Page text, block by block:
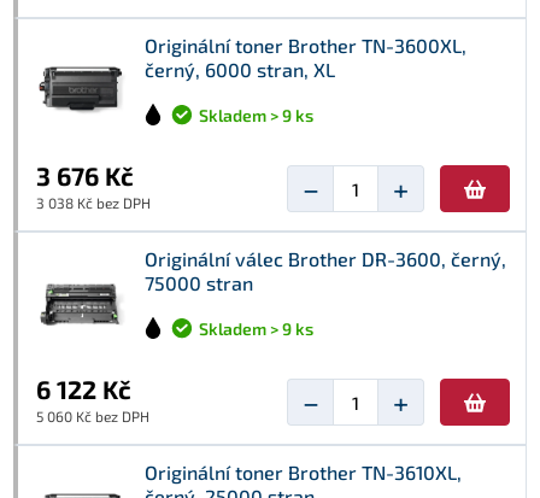
Originální toner Brother TN-3600XL,
černý, 6000 stran, XL
Skladem > 9 ks
3 676 Kč
3 038 Kč bez DPH − +
Originální válec Brother DR-3600, černý,
75000 stran
Skladem > 9 ks
6 122 Kč
5 060 Kč bez DPH − +
Originální toner Brother TN-3610XL,